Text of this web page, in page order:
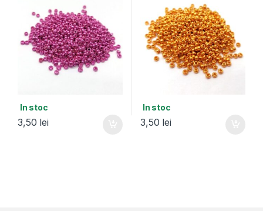
In stoc
3,50 lei
In stoc
3,50 lei